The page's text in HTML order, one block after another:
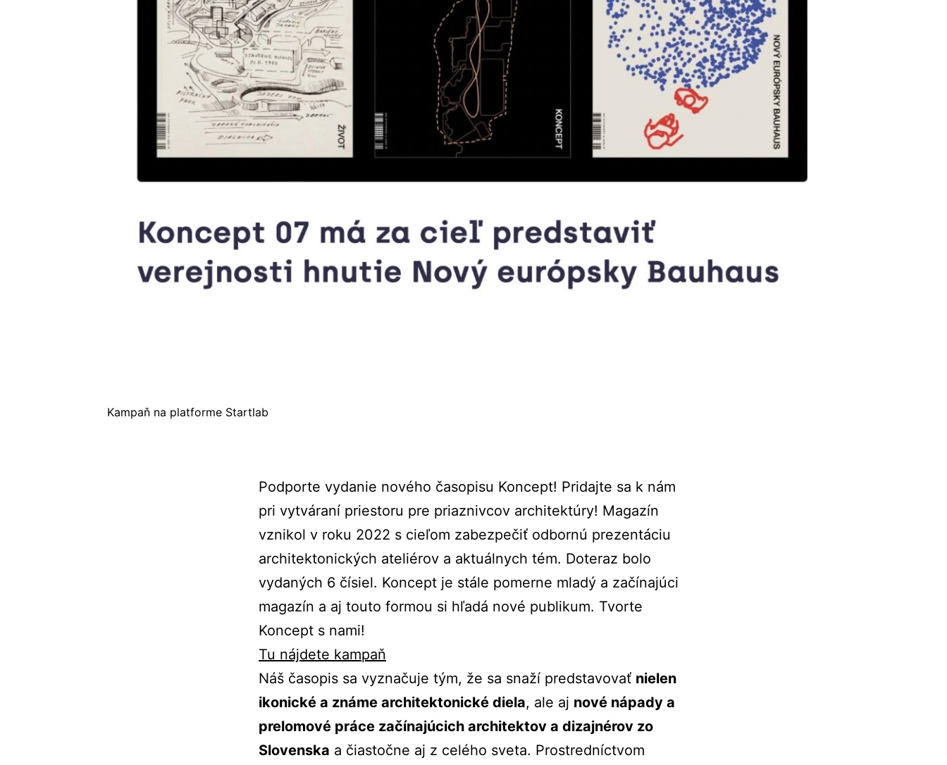
Kampaň na platforme Startlab
Podporte vydanie nového časopisu Koncept! Pridajte sa k nám
pri vytváraní priestoru pre priaznivcov architektúry! Magazín
vznikol v roku 2022 s cieľom zabezpečiť odbornú prezentáciu
architektonických ateliérov a aktuálnych tém. Doteraz bolo
vydaných 6 čísiel. Koncept je stále pomerne mladý a začínajúci
magazín a aj touto formou si hľadá nové publikum. Tvorte
Koncept s nami!
Tu nájdete kampaň
Náš časopis sa vyznačuje tým, že sa snaží predstavovať nielen
ikonické a známe architektonické diela, ale aj nové nápady a
prelomové práce začínajúcich architektov a dizajnérov zo
Slovenska a čiastočne aj z celého sveta. Prostredníctvom